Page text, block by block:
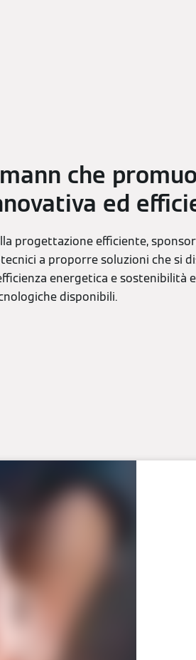
che
ed
progettazione efficiente,
a proporre soluzioni che si
energetica e sostenibilità
disponibili.